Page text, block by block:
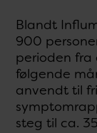
Blandt
900
perioden fra
følgende
anvendt til
steg til ca.